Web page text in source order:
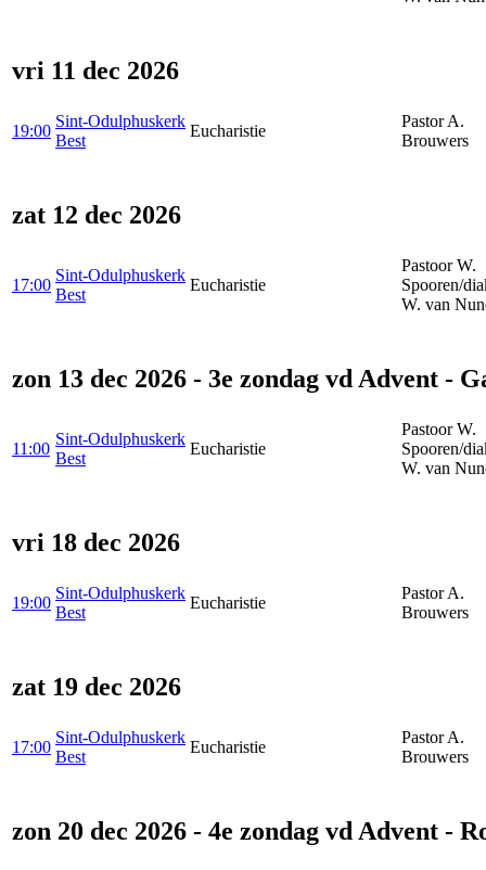
vri 11 dec 2026
19:00
Sint-Odulphuskerk
Best
Eucharistie
Pastor A.
Brouwers
zat 12 dec 2026
17:00
Sint-Odulphuskerk
Best
Eucharistie
Pastoor W.
Spooren/
W. van
zon 13 dec 2026 - 3e zondag vd Advent -
11:00
Sint-Odulphuskerk
Best
Eucharistie
Pastoor W.
Spooren/
W. van
vri 18 dec 2026
19:00
Sint-Odulphuskerk
Best
Eucharistie
Pastor A.
Brouwers
zat 19 dec 2026
17:00
Sint-Odulphuskerk
Best
Eucharistie
Pastor A.
Brouwers
zon 20 dec 2026 - 4e zondag vd Advent -